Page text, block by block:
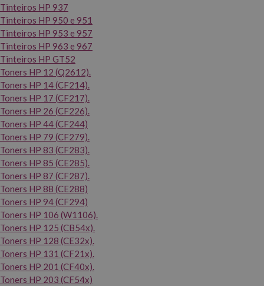
Tinteiros HP 937
Tinteiros HP 950 e 951
Tinteiros HP 953 e 957
Tinteiros HP 963 e 967
Tinteiros HP GT52
Toners HP 12 (Q2612).
Toners HP 14 (CF214).
Toners HP 17 (CF217).
Toners HP 26 (CF226).
Toners HP 44 (CF244)
Toners HP 79 (CF279).
Toners HP 83 (CF283).
Toners HP 85 (CE285).
Toners HP 87 (CF287).
Toners HP 88 (CE288)
Toners HP 94 (CF294)
Toners HP 106 (W1106).
Toners HP 125 (CB54x).
Toners HP 128 (CE32x).
Toners HP 131 (CF21x).
Toners HP 201 (CF40x).
Toners HP 203 (CF54x)